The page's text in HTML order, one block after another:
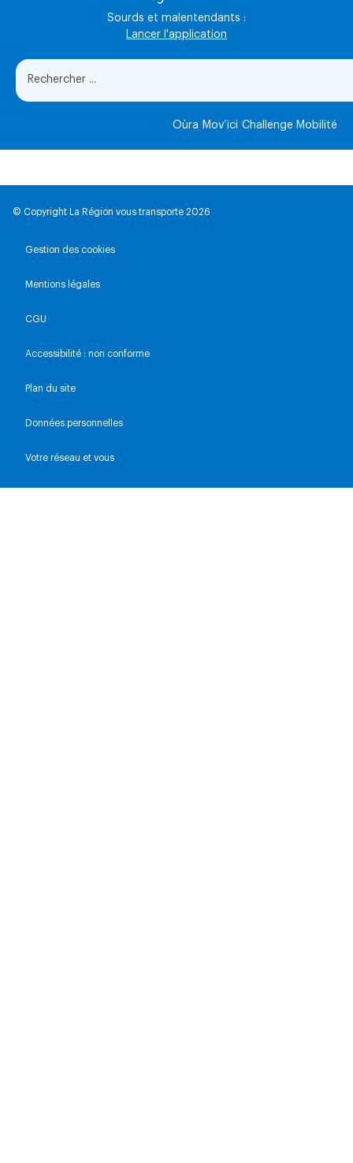
Sourds et malentendants :
Lancer l'application
Oùra Mov’ici Challenge Mobilité
© Copyright La Région vous transporte 2026
Gestion des cookies
Mentions légales
CGU
Accessibilité : non conforme
Plan du site
Données personnelles
Votre réseau et vous